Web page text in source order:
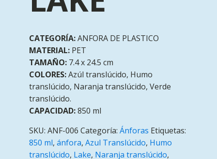
CATEGORÍA:ANFORA DE PLASTICO
MATERIAL: PET
TAMAÑO: 7.4 x 24.5 cm
COLORES:Azúl translúcido, Humo
translúcido, Naranja translúcido, Verde
translúcido.
CAPACIDAD:850 ml
SKU: ANF-006 Categoría: Ánforas Etiquetas:
850 ml, ánfora, Azul Translúcido, Humo
translúcido, Lake, Naranja translúcido,